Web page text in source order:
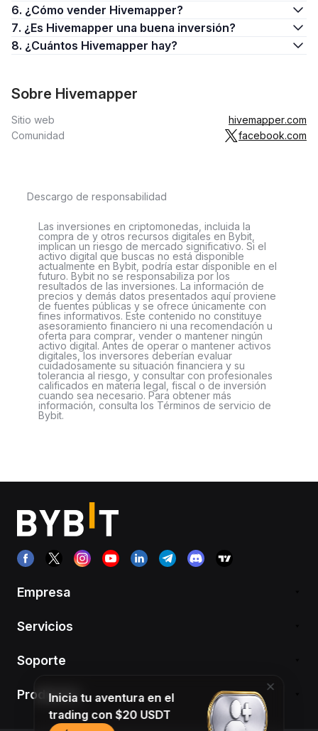
6. ¿Cómo vender Hivemapper?
7. ¿Es Hivemapper una buena inversión?
8. ¿Cuántos Hivemapper hay?
Sobre Hivemapper
Sitio web
hivemapper.com
Comunidad
facebook.com
Descargo de responsabilidad
Las inversiones en criptomonedas, incluida la
compra de y otros recursos digitales en Bybit,
implican un riesgo de mercado significativo. Si el
activo digital que buscas no está disponible
actualmente en Bybit, podría estar disponible en el
futuro. Bybit no se responsabiliza por los
resultados de las inversiones. La información de
precios y demás datos presentados aquí proviene
de fuentes públicas y se ofrece únicamente con
fines informativos. Este contenido no constituye
asesoramiento financiero ni una recomendación u
oferta para comprar, vender o mantener ningún
activo digital. Antes de operar o mantener activos
digitales, los inversores deberían evaluar
cuidadosamente su situación financiera y su
tolerancia al riesgo, y consultar con profesionales
calificados en materia legal, fiscal o de inversión
cuando sea necesario. Para obtener más
información, consulta los Términos de servicio de
Bybit.
Empresa
Servicios
Soporte
ProductosInicia tu aventura en el
trading con $20 USDT